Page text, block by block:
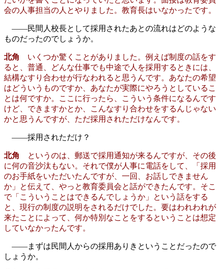
会の人事担当の人とやりました。教育長はいなかったです。
――民間人校長として採用されたあとの流れはどのような
ものだったのでしょうか。
北角
いくつか驚くことがありました。例えば制度の話をす
ると、普通、どんな仕事でも中途で人を採用するときには、
結構なすり合わせが行なわれると思うんです。あなたの希望
はどういうものですか、あなたが実際にやろうとしているこ
とは何ですか。ここに行ったら、こういう条件になるんです
けど、できますかとか、こんなすり合わせをするんじゃない
かと思うんですが、ただ採用されただけなんです。
――採用されただけ？
北角
というのは、郵送で採用通知が来るんですが、その後
に何の音沙汰もない。それで僕が人事に電話をして、「採用
のお手紙をいただいたんですが、一回、お話しできません
か」と伝えて、やっと教育委員会と話ができたんです。そこ
で「こういうことはできるんでしょうか」という話をする
と、現行の制度の説明をされるだけでした。要はわれわれが
来たことによって、何か特別なことをするということは想定
していなかったんです。
――まずは民間人からの採用ありきということだったので
しょうか。